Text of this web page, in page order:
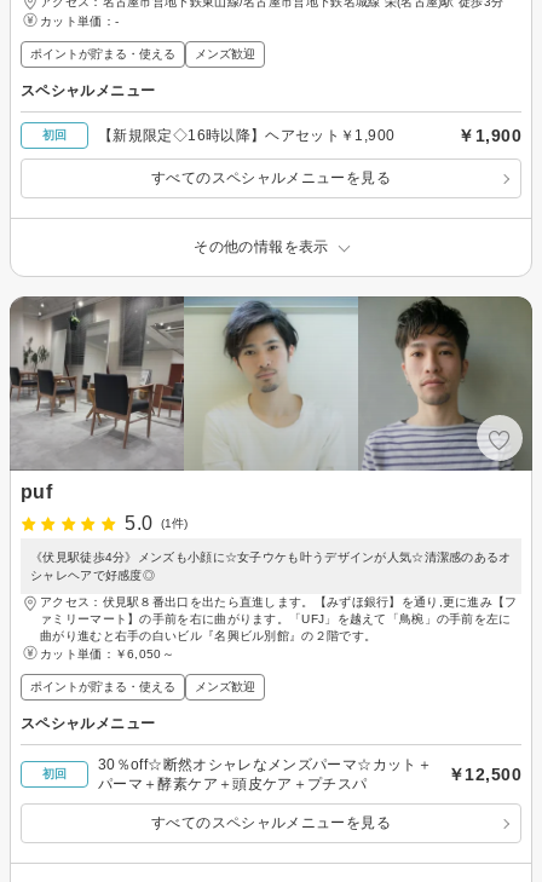
カット単価： -
ポイントが貯まる・使える メンズ歓迎
スペシャルメニュー
初回 【新規限定◇16時以降】ヘアセット￥1,900 ￥1,900
すべてのスペシャルメニューを見る
その他の情報を表示
puf
5.0
(1件)
《伏見駅徒歩4分》メンズも小顔に☆女子ウケも叶うデザインが人気☆清潔感のあるオ
シャレヘアで好感度◎
アクセス：伏見駅８番出口を出たら直進します。【みずほ銀行】を通り,更に進み【フ
ァミリーマート】の手前を右に曲がります。「UFJ」を越えて「鳥椀」の手前を左に
曲がり進むと右手の白いビル『名興ビル別館』の２階です。
カット単価： ￥6,050～
ポイントが貯まる・使える メンズ歓迎
スペシャルメニュー
初回
30％off☆断然オシャレなメンズパーマ☆カット＋
パーマ＋酵素ケア＋頭皮ケア＋プチスパ
￥12,500
すべてのスペシャルメニューを見る